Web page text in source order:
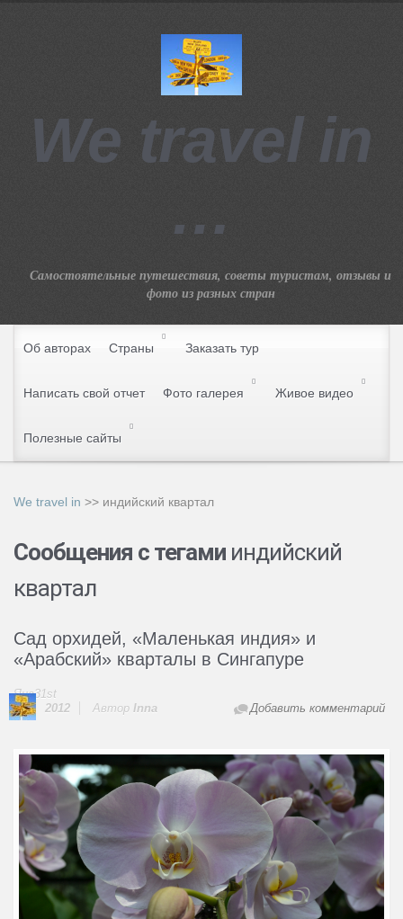
We travel in
…
Самостоятельные путешествия, советы туристам, отзывы и
фото из разных стран
Об авторах Страны Заказать тур
Написать свой отчет Фото галерея Живое видео
Полезные сайты
We travel in >> индийский квартал
Сообщения с тегами индийский
квартал
Сад орхидей, «Маленькая индия» и
«Арабский» кварталы в Сингапуре
Янв31st
2012
Добавить комментарий
Автор Innа